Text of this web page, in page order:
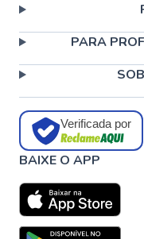
PARA
Verificada por
BAIXE O APP